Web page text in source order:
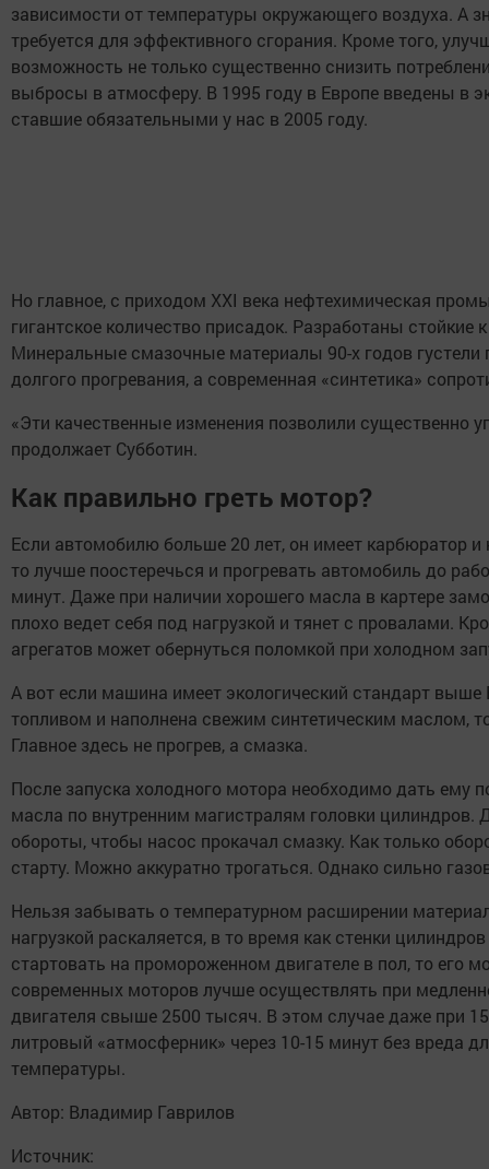
зависимости от температуры окружающего воздуха. А
требуется для эффективного сгорания. Кроме того,
возможность не только существенно снизить
выбросы в атмосферу. В 1995 году в Европе введены в
ставшие обязательными у нас в 2005 году.
Но главное, с приходом XXI века нефтехимическая
гигантское количество присадок. Разработаны
Минеральные смазочные материалы 90-х годов густели
долгого прогревания, а современная «синтетика»
«Эти качественные изменения позволили существенно
продолжает Субботин.
Как правильно греть мотор?
Если автомобилю больше 20 лет, он имеет карбюратор и
то лучше поостеречься и прогревать автомобиль до
минут. Даже при наличии хорошего масла в картере
плохо ведет себя под нагрузкой и тянет с провалами.
агрегатов может обернуться поломкой при холодном
А вот если машина имеет экологический стандарт
топливом и наполнена свежим синтетическим маслом,
Главное здесь не прогрев, а смазка.
После запуска холодного мотора необходимо дать ему
масла по внутренним магистралям головки цилиндров.
обороты, чтобы насос прокачал смазку. Как только
старту. Можно аккуратно трогаться. Однако сильно
Нельзя забывать о температурном расширении
нагрузкой раскаляется, в то время как стенки
стартовать на промороженном двигателе в пол, то его
современных моторов лучше осуществлять при
двигателя свыше 2500 тысяч. В этом случае даже при
литровый «атмосферник» через 10-15 минут без вреда
температуры.
Автор: Владимир Гаврилов
Источник: